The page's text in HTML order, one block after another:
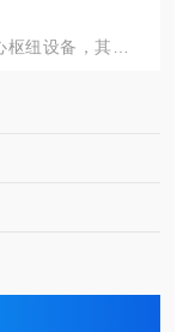
纽设备，其运行
满足精细化运维
的声音指纹，构